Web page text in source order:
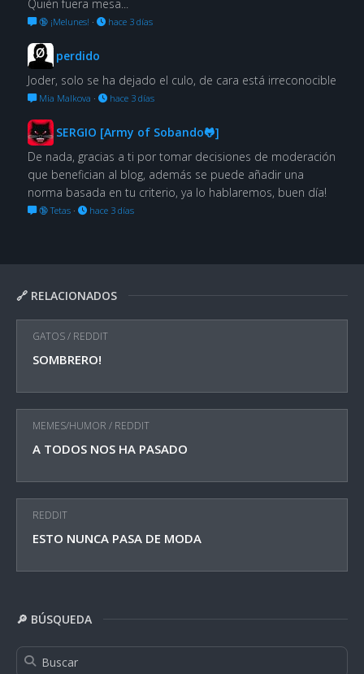
🔗 RELACIONADOS
GATOS/ REDDIT
SOMBRERO!
MEMES/HUMOR / REDDIT
A TODOS NOS HA PASADO
REDDIT
ESTO NUNCA PASA DE MODA
🔎 BÚSQUEDA
Quién fuera mesa...
🔞 ¡Melunes! · hace 3 días
perdido
Joder, solo se ha dejado el culo, de cara está irreconocible
Mia Malkova · hace 3 días
SERGIO [Army of Sobando🐸]
De nada, gracias a ti por tomar decisiones de moderación
que benefician al blog, además se puede añadir una
norma basada en tu criterio, ya lo hablaremos, buen día!
🔞 Tetas· hace 3 días